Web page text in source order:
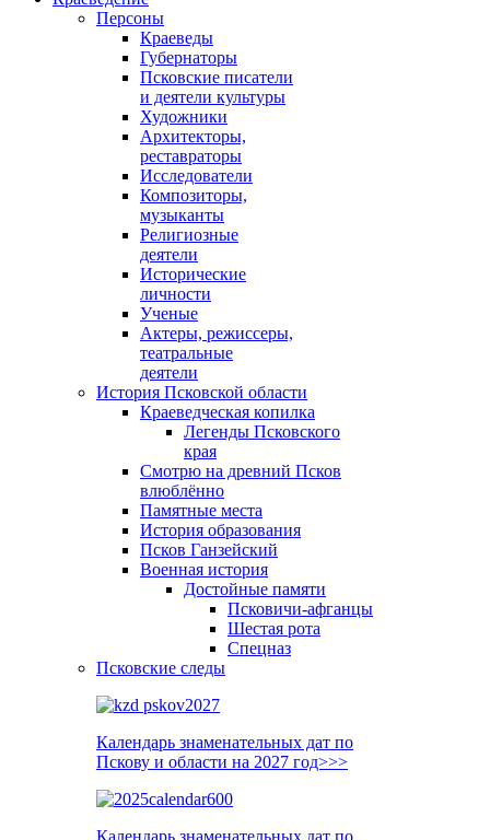
Персоны
Краеведы
Губернаторы
Псковские писатели
и деятели культуры
Художники
Архитекторы,
реставраторы
Исследователи
Композиторы,
музыканты
Религиозные
деятели
Исторические
личности
Ученые
Актеры, режиссеры,
театральные
деятели
История Псковской области
Краеведческая копилка
Легенды Псковского
края
Смотрю на древний Псков
влюблённо
Памятные места
История образования
Псков Ганзейский
Военная история
Достойные памяти
Псковичи-афганцы
Шестая рота
Спецназ
Псковские следы
Календарь знаменательных дат по
Пскову и области на 2027 год>>>
Календарь знаменательных дат по